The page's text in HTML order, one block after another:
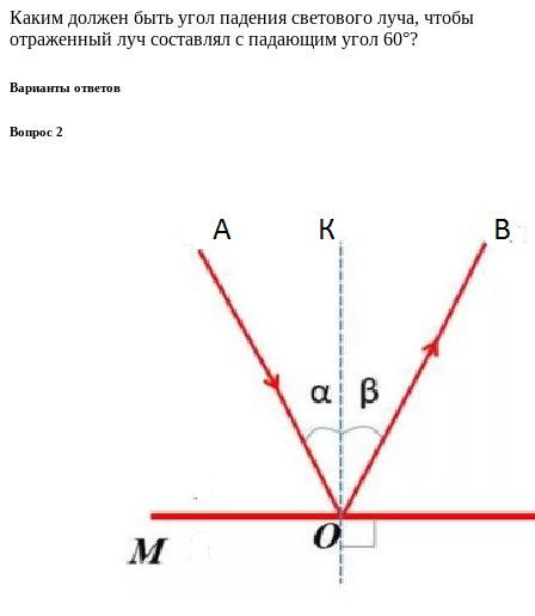
Каким должен быть угол падения светового луча, чтобы
отраженный луч составлял с падающим угол 60°?
Варианты ответов
Вопрос 2